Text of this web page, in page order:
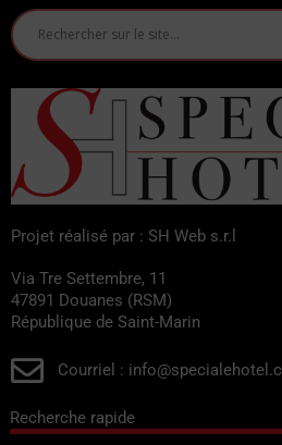
Projet réalisé par : SH Web s.r.l
Via Tre Settembre, 11
47891 Douanes (RSM)
République de Saint-Marin
Courriel :
Recherche rapide